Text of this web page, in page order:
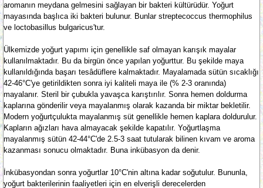
aromanın meydana gelmesini sağlayan bir bakteri kültürüdür. Yoğurt
mayasında başlıca iki bakteri bulunur. Bunlar streptecoccus thermophilus
ve loctobasillus bulgaricus'tur.
Ülkemizde yoğurt yapımı için genellikle saf olmayan karışık mayalar
kullanılmaktadır. Bu da birgün önce yapılan yoğurttur. Bu şekilde maya
kullanıldığında başarı tesâdüflere kalmaktadır. Mayalamada sütün sıcaklığı
42-46°C'ye getirildikten sonra iyi kaliteli maya ile (% 2-3 oranında)
mayalanır. Steril bir çubukla yavaşca karıştırılır. Sonra hemen doldurma
kaplarına gönderilir veya mayalanmış olarak kazanda bir miktar bekletilir.
Modern yoğurtçulukta mayalanmış süt genellikle hemen kaplara doldurulur.
Kapların ağızları hava almayacak şekilde kapatılır. Yoğurtlaşma
mayalanmış sütün 42-44°C'de 2.5-3 saat tutularak bilinen kıvam ve aroma
kazanması sonucu olmaktadır. Buna inkübasyon da denir.
İnkübasyondan sonra yoğurtlar 10°C'nin altına kadar soğutulur. Bununla,
yoğurt bakterilerinin faaliyetleri için en elverişli derecelerden